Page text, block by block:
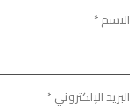
الاسم*
البريد الإلكتروني*